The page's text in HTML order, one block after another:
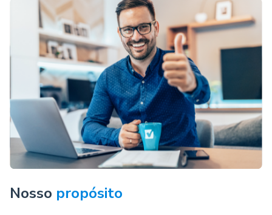
Nosso propósito